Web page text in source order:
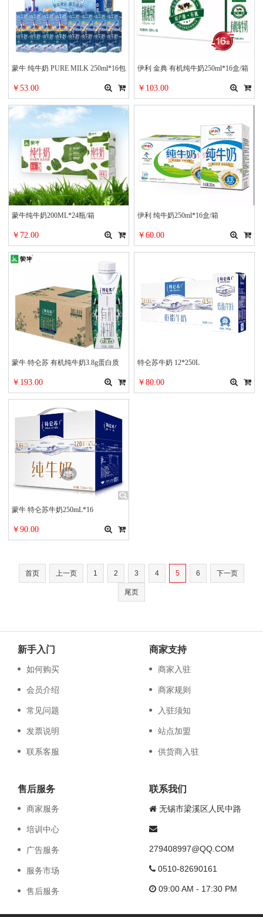
蒙牛 纯牛奶 PURE MILK 250ml*16包
整箱装 全脂乳制品 纯牛奶
￥53.00
伊利 金典 有机纯牛奶250ml*16盒/箱
（礼盒装）甄选有机牧场 全程有机
可追溯 营养早餐
￥103.00
蒙牛纯牛奶200ML*24瓶/箱
￥72.00
伊利 纯牛奶250ml*16盒/箱
￥60.00
蒙牛 特仑苏 有机纯牛奶3.8g蛋白质
含量升级 250ml*24 梦幻盖礼盒装
（新老包装随机发货）
￥193.00
特仑苏牛奶 12*250L
￥80.00
蒙牛 特仑苏牛奶250mL*16
￥90.00
首页 上一页 1 2 3 4 5 6 下一页
尾页
新手入门
如何购买
会员介绍
常见问题
发票说明
联系客服
商家支持
商家入驻
商家规则
入驻须知
站点加盟
供货商入驻
售后服务
商家服务
培训中心
广告服务
服务市场
售后服务
联系我们
无锡市梁溪区人民中路
279408997@QQ.COM
0510-82690161
09:00 AM - 17:30 PM